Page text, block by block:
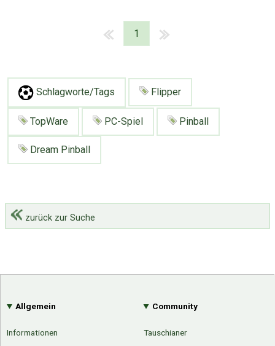
1
Schlagworte/Tags Flipper
TopWare PC-Spiel Pinball
Dream Pinball
zurück zur Suche
Allgemein
Informationen
Community
Tauschianer